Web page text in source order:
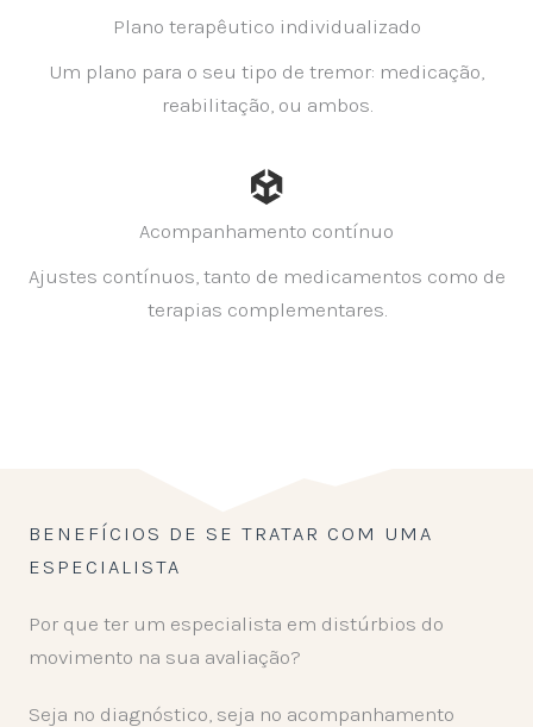
Plano terapêutico individualizado
Um plano para o seu tipo de tremor: medicação,
reabilitação, ou ambos.
Acompanhamento contínuo
Ajustes contínuos, tanto de medicamentos como de
terapias complementares.
BENEFÍCIOS DE SE TRATAR COM UMA
ESPECIALISTA
Por que ter um especialista em distúrbios do
movimento na sua avaliação?
Seja no diagnóstico, seja no acompanhamento